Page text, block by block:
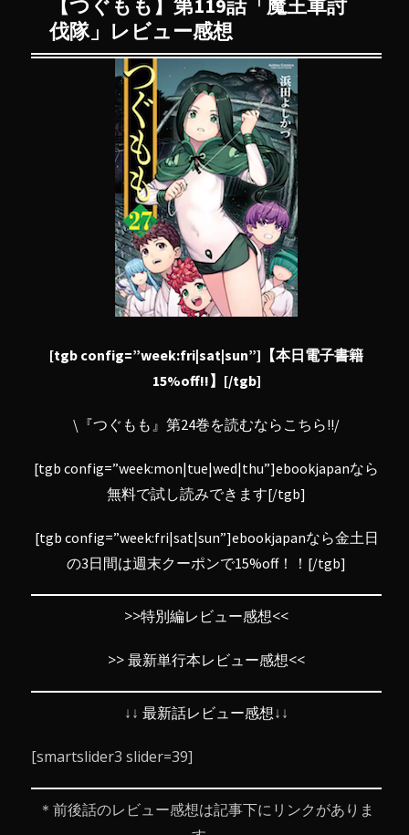
【つぐもも】第119話「魔王軍討
伐隊」レビュー感想
[tgb config=”week:fri|sat|sun”]【本日電子書籍
15%off!!】[/tgb]
\ 『つぐもも』第24巻を読むならこちら!!/
[tgb config=”week:mon|tue|wed|thu”]ebookjapanなら
無料で試し読みできます[/tgb]
[tgb config=”week:fri|sat|sun”]ebookjapanなら金土日
の3日間は週末クーポンで15%off！！[/tgb]
>>特別編レビュー感想<<
>> 最新単行本レビュー感想<<
↓↓ 最新話レビュー感想↓↓
[smartslider3 slider=39]
＊前後話のレビュー感想は記事下にリンクがありま